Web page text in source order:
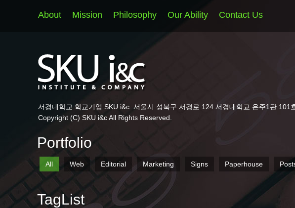
About Mission Philosophy Our Ability Contact Us
서경대학교 학교기업 SKU i&c 서울시 성북구 서경로 124 서경대학교 은주1관 101
Copyright (C) SKU i&c All Rights Reserved.
Portfolio
All Web Editorial Marketing Signs Paperhouse
TagList